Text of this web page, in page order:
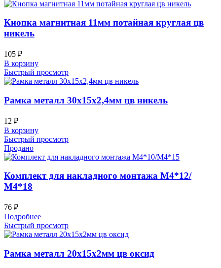
Кнопка магнитная 11мм потайная круглая цв
никель
105 ₽
В корзину
Быстрый просмотр
Рамка металл 30х15х2,4мм цв никель
12 ₽
В корзину
Быстрый просмотр
Продано
Комплект для накладного монтажа М4*12/
М4*18
76 ₽
Подробнее
Быстрый просмотр
Рамка металл 20х15х2мм цв оксид